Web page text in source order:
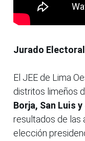
Jurado
El JEE de Lima
distritos limeños
Borja, San Luis
resultados de las
elección